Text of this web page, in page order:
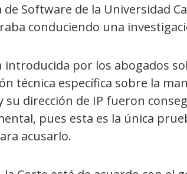
de Software de la Universidad
conduciendo una
introducida por los abogados
técnica específica sobre la
su dirección de IP fueron
pues esta es la única
acusarlo.